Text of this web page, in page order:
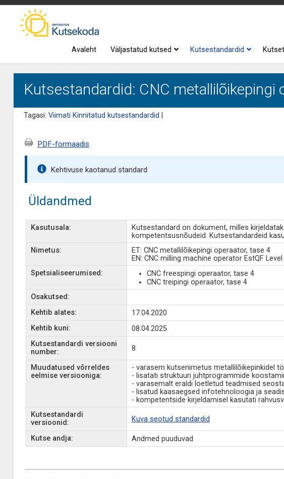
Avaleht Väljastatud kutsed Kutsestandardid
Kutsestandardid: CNC metallilõikepingi
Tagasi: Viimati Kinnitatud kutsestandardid
PDF-formaadis
Kehtivuse kaotanud standard
Üldandmed
Kasutusala:
Kutsestandard on dokument, milles
kompetentsusnõudeid. Kutsestandardeid
Nimetus:
ET: CNC metallilõikepingi operaator, tase 4
EN: CNC milling machine operator EstQF Level
Spetsialiseerumised:
CNC freespingi operaator, tase 4
CNC treipingi operaator, tase 4
Osakutsed:
Kehtib alates:
17.04.2020
Kehtib kuni:
08.04.2025
Kutsestandardi versiooni
number:
8
Muudatused võrreldes
eelmise versiooniga:
- varasem kutsenimetus metallilõikepinkidel
- lisatati struktuuri juhtprogrammide
- varasemalt eraldi loetletud teadmised
- lisatud kaasaegsed infotehnoloogia ja
- kompetentside kirjeldamisel kasutati
Kutsestandardi
versioonid:
Kuva seotud standardid
Kutse andja: Andmed puuduvad